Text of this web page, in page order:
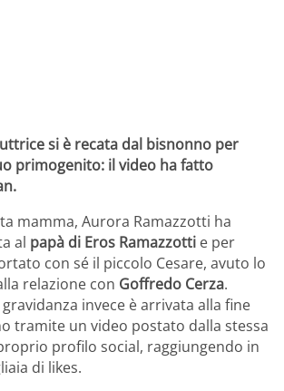
si è recata dal bisnonno per
primogenito: il video ha fatto
mamma, Aurora Ramazzotti ha
al papà di Eros Ramazzotti e per
con sé il piccolo Cesare, avuto lo
relazione con Goffredo Cerza.
gravidanza invece è arrivata alla fine
tramite un video postato dalla stessa
profilo social, raggiungendo in
di likes.